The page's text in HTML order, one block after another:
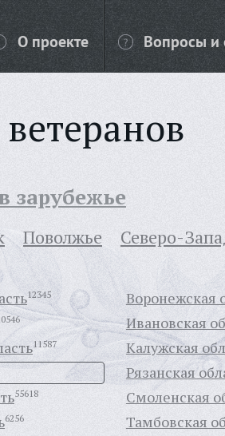
О проекте Вопросы и
зарубежье
Поволжье Северо-
12345
11587
Воронежская
Ивановская
Калужская
55618
6256
Рязанская
Смоленская
Тамбовская